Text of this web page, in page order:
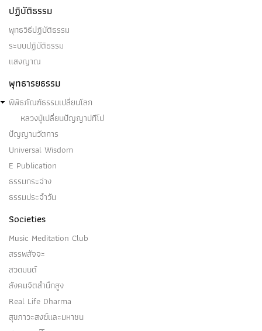
ปฏิบัติธรรม
พุทธวิธีปฏิบัติธรรม
ระบบปฏิบัติธรรม
แสงญาณ
พุทธารยธรรม
พิพิธภัณฑ์ธรรมเปลี่ยนโลก
หลวงปู่เปลี่ยนปัญญาปทีโป
ปัญญานวัตการ
Universal Wisdom
E Publication
ธรรมกระจ่าง
ธรรมประจำวัน
Societies
Music Meditation Club
สรรพสัจจะ
สวดมนต์
สังคมจิตสำนึกสูง
Real Life Dharma
สุขภาวะสงฆ์และมหาชน